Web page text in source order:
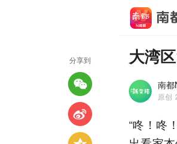
大湾
南都
原创
“咚！咚
分享到